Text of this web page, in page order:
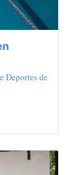
Deportes de